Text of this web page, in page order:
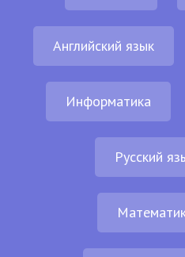
Английский язык
Информатика
Русский